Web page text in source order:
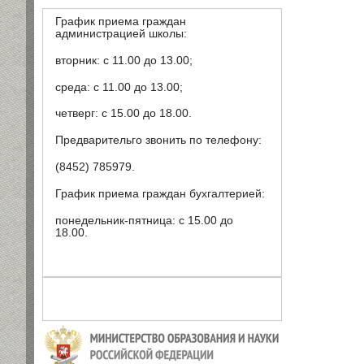
График приема граждан
администрацией школы:
вторник: с 11.00 до 13.00;
среда: с 11.00 до 13.00;
четверг: с 15.00 до 18.00.
Предварительго звонить по телефону:
(8452) 785979.
График приема граждан бухгалтерией:
понедельник-пятница: с 15.00 до
18.00.